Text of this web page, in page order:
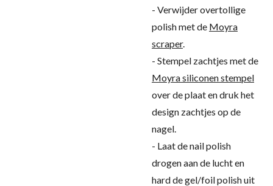
- Verwijder overtollige
polish met de Moyra
scraper.
- Stempel zachtjes met de
Moyra siliconen stempel
over de plaat en druk het
design zachtjes op de
nagel.
- Laat de nail polish
drogen aan de lucht en
hard de gel/foil polish uit